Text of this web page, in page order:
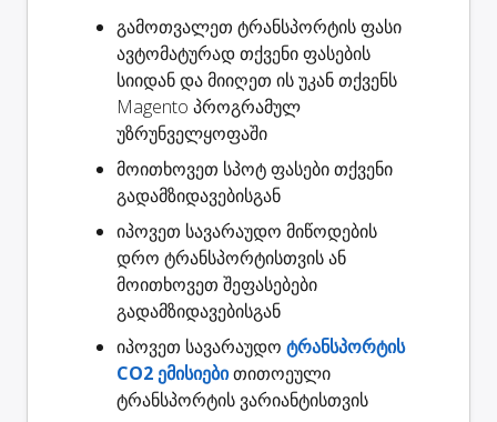
გამოთვალეთ ტრანსპორტის ფასი
ავტომატურად თქვენი ფასების
სიიდან და მიიღეთ ის უკან თქვენს
Magento პროგრამულ
უზრუნველყოფაში
მოითხოვეთ სპოტ ფასებითქვენი
გადამზიდავებისგან
იპოვეთ სავარაუდო მიწოდების
დრო ტრანსპორტისთვის ან
მოითხოვეთ შეფასებები
გადამზიდავებისგან
იპოვეთ სავარაუდო ტრანსპორტის
CO2 ემისიებითითოეული
ტრანსპორტის ვარიანტისთვის